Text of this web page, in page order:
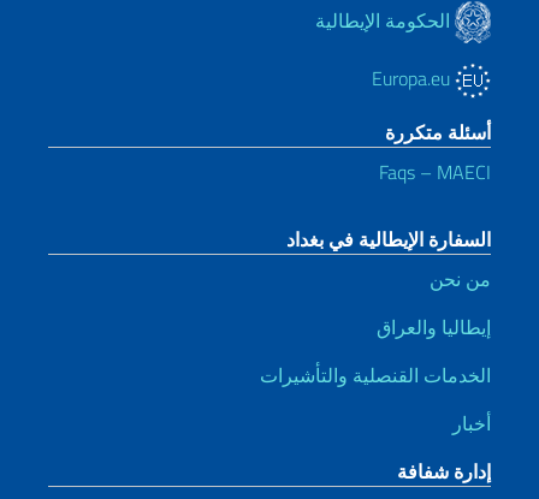
الحكومة الإيطالية
أسئلة متكررة
Faqs – MAECI
السفارة الإيطالية في بغداد
من نحن
إيطاليا والعراق
الخدمات القنصلية والتأشيرات
أخبار
إدارة شفافة